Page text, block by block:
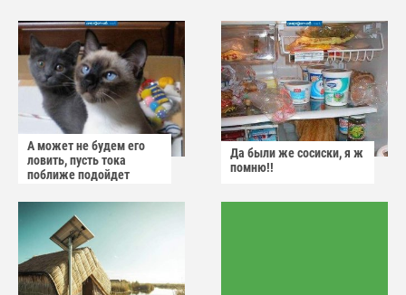
А может не будем его
ловить, пусть тока
поближе подойдет
Да были же сосиски, я ж
помню!!